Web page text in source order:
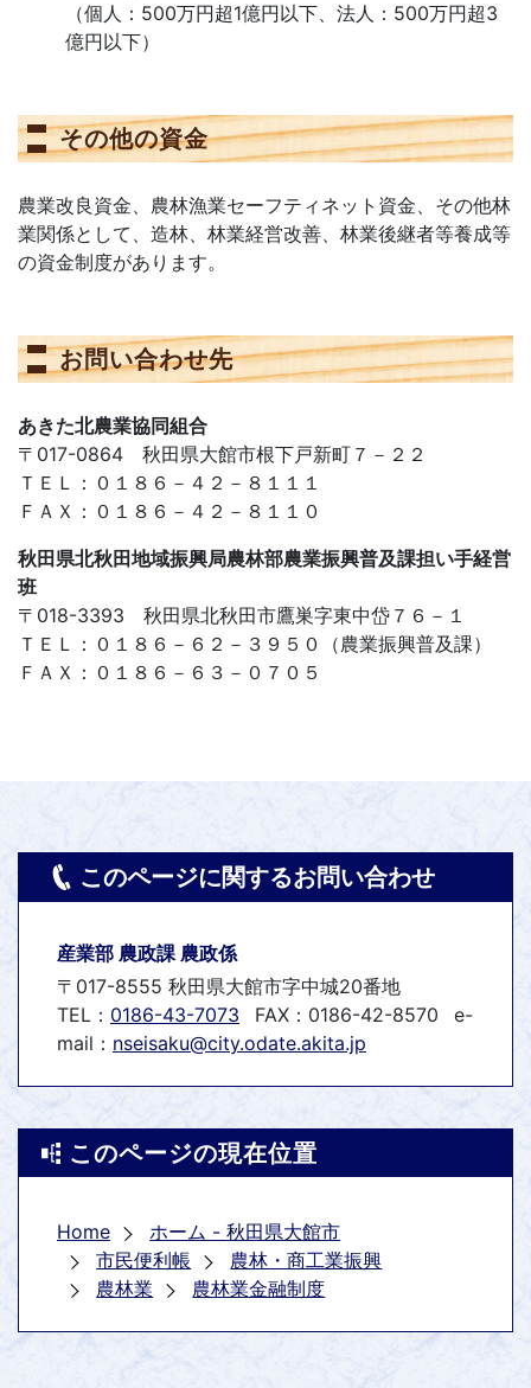
（個人：500万円超1億円以下、法人：500万円超3
億円以下）
その他の資金
農業改良資金、農林漁業セーフティネット資金、その他林
業関係として、造林、林業経営改善、林業後継者等養成等
の資金制度があります。
お問い合わせ先
あきた北農業協同組合
〒017-0864 秋田県大館市根下戸新町７－２２
ＴＥＬ：０１８６－４２－８１１１
ＦＡＸ：０１８６－４２－８１１０
秋田県北秋田地域振興局農林部農業振興普及課担い手経営
班
〒018-3393 秋田県北秋田市鷹巣字東中岱７６－１
ＴＥＬ：０１８６－６２－３９５０（農業振興普及課）
ＦＡＸ：０１８６－６３－０７０５
このページに関するお問い合わせ
産業部 農政課 農政係
〒017-8555 秋田県大館市字中城20番地
TEL： 0186-43-7073 FAX：0186-42-8570
e-
mail： nseisaku@city.odate.akita.jp
このページの現在位置
Home
ホーム - 秋田県大館市
市民便利帳
農林・商工業振興
農林業
農林業金融制度